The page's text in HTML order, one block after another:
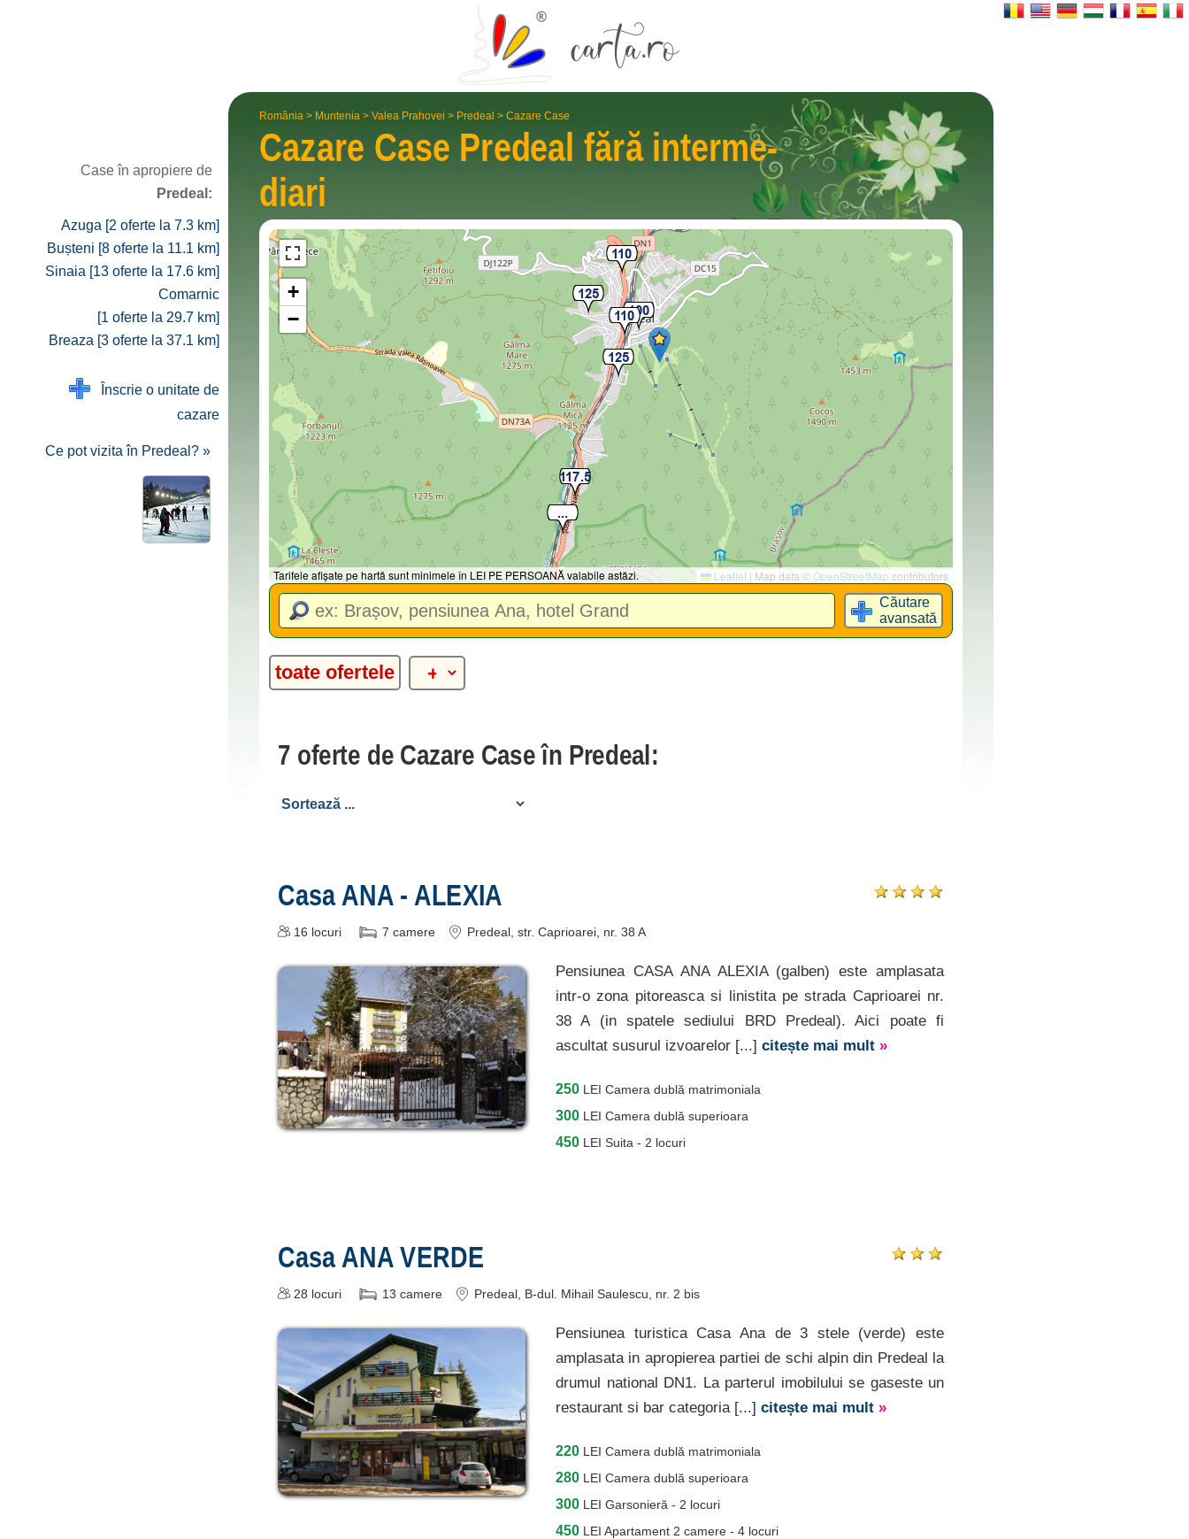
România > Muntenia > Valea Prahovei > Predeal > Cazare Case
Cazare Case Predeal fără interme­
diari
Tarifele afișate pe hartă sunt minimele în LEI PE PERSOANĂ valabile astăzi.
+
−
Leaflet | Map data ©OpenStreetMap contributors
Căutare
avansată
toate ofertele
7 oferte de Cazare Case în Predeal:
Casa ANA - ALEXIA
16 locuri 7 camere Predeal , str. Caprioarei, nr. 38 A
Pensiunea CASA ANA ALEXIA (galben) este amplasata
intr-o zona pitoreasca si linistita pe strada Caprioarei nr.
38 A (in spatele sediului BRD Predeal). Aici poate fi
ascultat susurul izvoarelor [...] citește mai mult »
250 LEI Camera dublă matrimoniala
300 LEI Camera dublă superioara
450 LEI Suita - 2 locuri
Casa ANA VERDE
28 locuri 13 camere Predeal , B-dul. Mihail Saulescu, nr. 2 bis
Pensiunea turistica Casa Ana de 3 stele (verde) este
amplasata in apropierea partiei de schi alpin din Predeal la
drumul national DN1. La parterul imobilului se gaseste un
restaurant si bar categoria [...] citește mai mult »
220 LEI Camera dublă matrimoniala
280 LEI Camera dublă superioara
300 LEI Garsonieră - 2 locuri
450 LEI Apartament 2 camere - 4 locuri
Case în apropiere de
Predeal:
Azuga [2 oferte la 7.3 km]
Bușteni [8 oferte la 11.1 km]
Sinaia [13 oferte la 17.6 km]
Comarnic
[1 oferte la 29.7 km]
Breaza [3 oferte la 37.1 km]
Înscrie o unitate de
cazare
Ce pot vizita în Predeal? »